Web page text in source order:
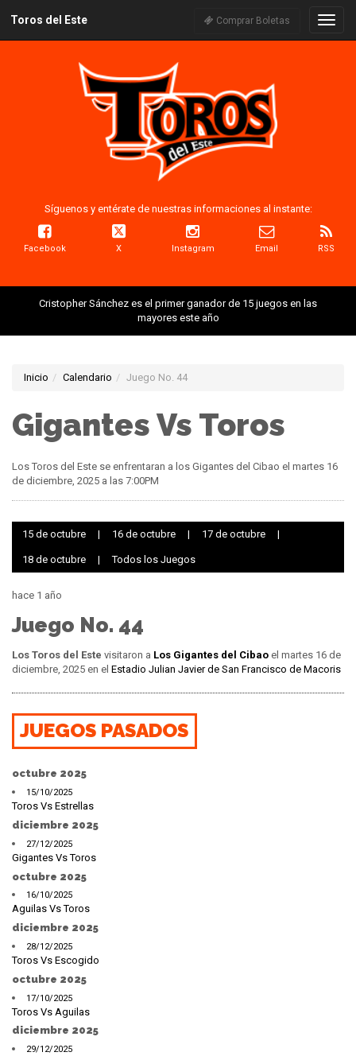
Toros del Este Comprar Boletas
Síguenos y entérate de nuestras informaciones al instante:
Facebook X Instagram Email RSS
Cristopher Sánchez es el primer ganador de 15 juegos en las
mayores este año
Inicio Calendario Juego No. 44
Gigantes Vs Toros
Los Toros del Este se enfrentaran a los Gigantes del Cibao el martes 16
de diciembre, 2025 a las 7:00PM
15 de octubre | 16 de octubre | 17 de octubre |
18 de octubre | Todos los Juegos
hace 1 año
Juego No. 44
Los Toros del Este visitaron a Los Gigantes del Cibao el martes 16 de
diciembre, 2025 en el Estadio Julian Javier de San Francisco de Macoris
JUEGOS PASADOS
octubre 2025
15/10/2025
Toros Vs Estrellas
diciembre 2025
27/12/2025
Gigantes Vs Toros
octubre 2025
16/10/2025
Aguilas Vs Toros
diciembre 2025
28/12/2025
Toros Vs Escogido
octubre 2025
17/10/2025
Toros Vs Aguilas
diciembre 2025
29/12/2025